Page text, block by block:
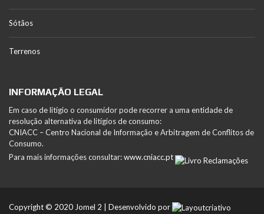
Sótãos
Terrenos
INFORMAÇÃO LEGAL
Em caso de litígio o consumidor pode recorrer a uma entidade de
resolução alternativa de litígios de consumo:
CNIACC – Centro Nacional de Informação e Arbitragem de Conflitos de
Consumo.
Para mais informações consultar:www.cniacc.pt
Copyright © 2020 Jomel 2 | Desenvolvido por